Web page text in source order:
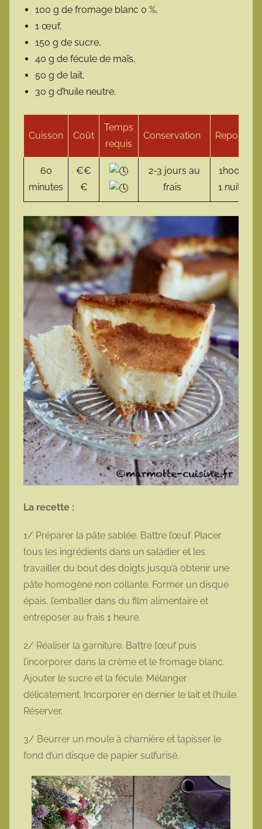
100 g de fromage blanc 0 %,
1 œuf,
150 g de sucre,
40 g de fécule de maïs,
50 g de lait,
30 g d’huile neutre.
Cuisson Coût
Temps
requis
Conservation Repos
60
minutes
€€
€
2-3 jours au
frais
1h00
1 nuit
La recette :
1/ Préparer la pâte sablée. Battre l’œuf. Placer
tous les ingrédients dans un saladier et les
travailler du bout des doigts jusqu’à obtenir une
pâte homogène non collante. Former un disque
épais, l’emballer dans du film alimentaire et
entreposer au frais 1 heure.
2/ Réaliser la garniture. Battre l’œuf puis
l’incorporer dans la crème et le fromage blanc.
Ajouter le sucre et la fécule. Mélanger
délicatement. Incorporer en dernier le lait et l’huile.
Réserver.
3/ Beurrer un moule à charnière et tapisser le
fond d’un disque de papier sulfurisé.